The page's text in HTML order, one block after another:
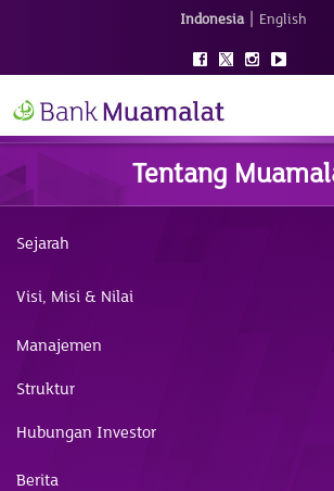
Indonesia | English
Tentang
Sejarah
Visi, Misi & Nilai
Manajemen
Struktur
Hubungan Investor
Berita